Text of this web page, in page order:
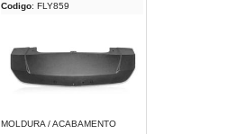
Codigo: FLY859
MOLDURA / ACABAMENTO